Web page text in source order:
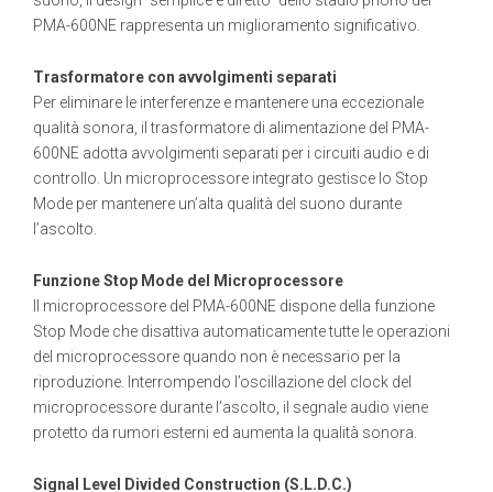
PMA-600NE rappresenta un miglioramento significativo.
Trasformatore con avvolgimenti separati
Per eliminare le interferenze e mantenere una eccezionale
qualità sonora, il trasformatore di alimentazione del PMA-
600NE adotta avvolgimenti separati per i circuiti audio e di
controllo. Un microprocessore integrato gestisce lo Stop
Mode per mantenere un’alta qualità del suono durante
l’ascolto.
Funzione Stop Mode del Microprocessore
Il microprocessore del PMA-600NE dispone della funzione
Stop Mode che disattiva automaticamente tutte le operazioni
del microprocessore quando non è necessario per la
riproduzione. Interrompendo l’oscillazione del clock del
microprocessore durante l’ascolto, il segnale audio viene
protetto da rumori esterni ed aumenta la qualità sonora.
Signal Level Divided Construction (S.L.D.C.)